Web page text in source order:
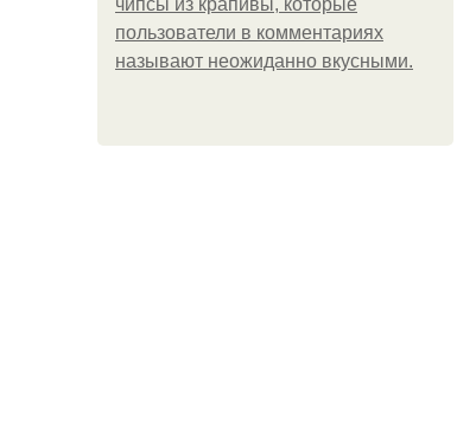
чипсы из крапивы, которые
пользователи в комментариях
называют неожиданно вкусными.